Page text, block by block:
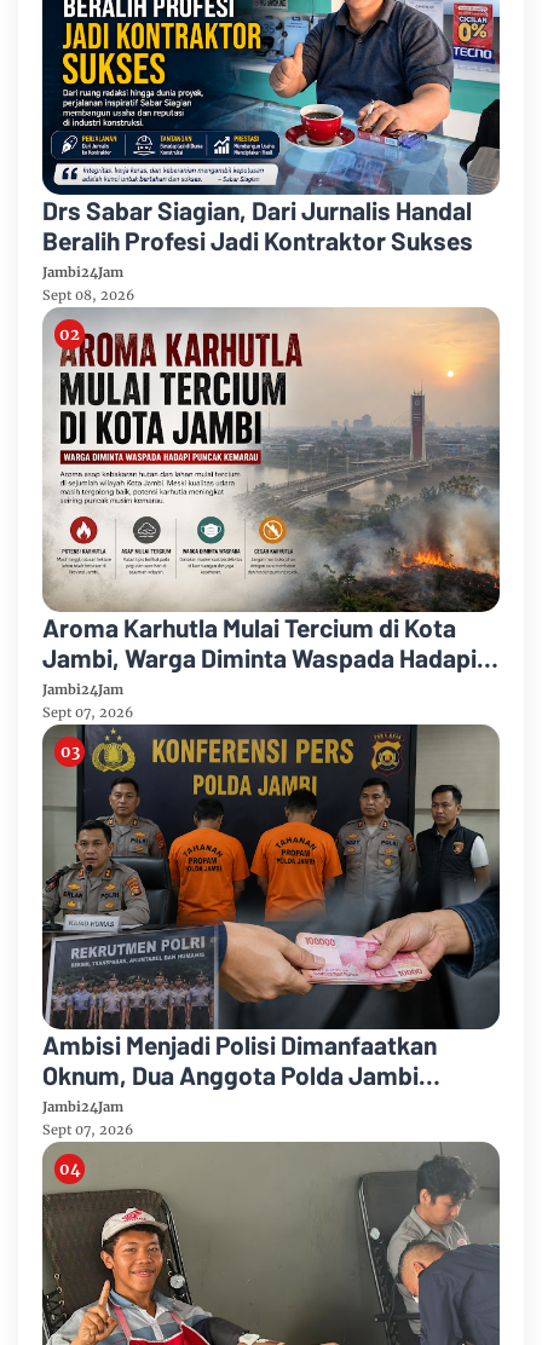
Drs Sabar Siagian, Dari Jurnalis Handal
Beralih Profesi Jadi Kontraktor Sukses
Jambi24Jam
Sept 08, 2026
Aroma Karhutla Mulai Tercium di Kota
Jambi, Warga Diminta Waspada Hadapi
Puncak Kemarau
Jambi24Jam
Sept 07, 2026
Ambisi Menjadi Polisi Dimanfaatkan
Oknum, Dua Anggota Polda Jambi
Diduga Tipu Calon Bintara dengan Janji
Kelulusan
Jambi24Jam
Sept 07, 2026